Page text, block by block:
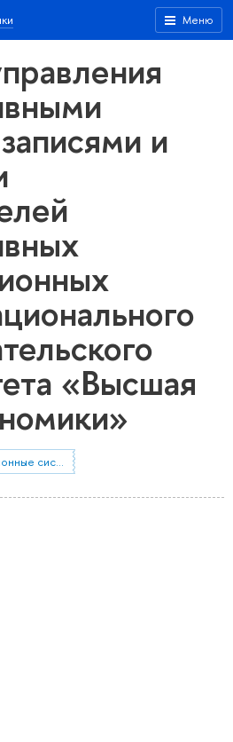
Меню
и
«Высшая
корпоративные информационные системы